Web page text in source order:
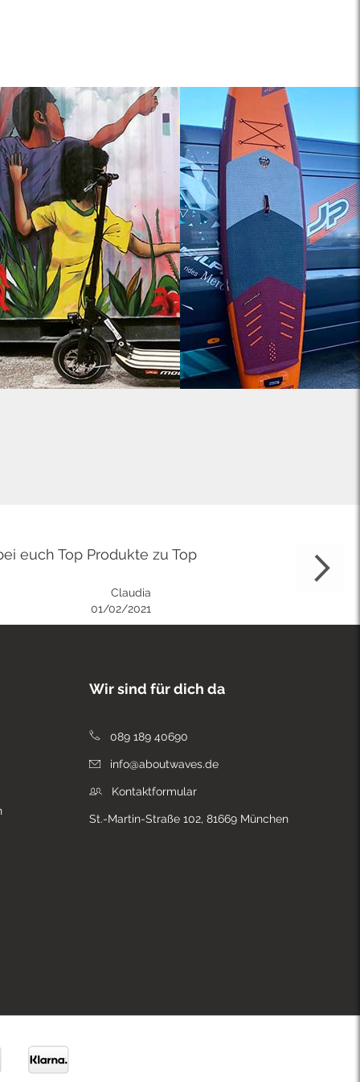
euch Top Produkte zu Top
Claudia
01/02/2021
Wir sind für dich da
089 189 40690
info@aboutwaves.de
Kontaktformular
St.-Martin-Straße 102, 81669 München